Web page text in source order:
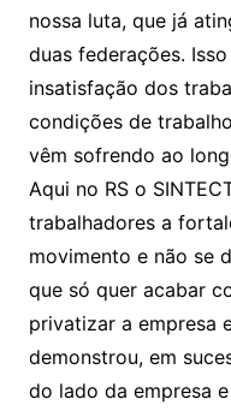
nossa luta, que já
duas federações.
insatisfação dos
condições de
vêm sofrendo ao
Aqui no RS o
trabalhadores a
movimento e não se
que só quer acabar
privatizar a empresa
demonstrou, em
do lado da empresa